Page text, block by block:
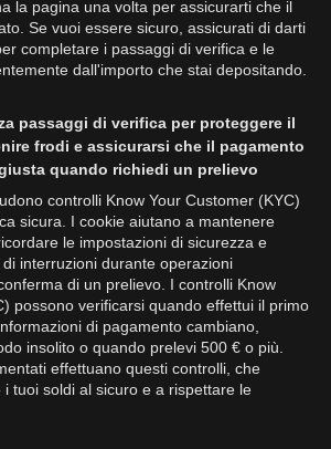
la pagina una volta per assicurarti che il
Se vuoi essere sicuro, assicurati di darti
completare i passaggi di verifica e le
dall'importo che stai depositando.
passaggi di verifica per proteggere il
frodi e assicurarsi che il pagamento
quando richiedi un prelievo
controlli Know Your Customer (KYC)
sicura. I cookie aiutano a mantenere
le impostazioni di sicurezza e
interruzioni durante operazioni
di un prelievo. I controlli Know
possono verificarsi quando effettui il primo
di pagamento cambiano,
insolito o quando prelevi 500 € o più.
effettuano questi controlli, che
tuoi soldi al sicuro e a rispettare le